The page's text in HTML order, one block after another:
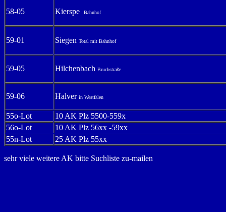
58-05 Kierspe Bahnhof
59-01 Siegen Total mit Bahnhof
59-05 Hilchenbach Bruchstraße
59-06 Halver in Westfalen
55o-Lot
10 AK Plz 5500-559x
56o-Lot
10 AK Plz 56xx -59xx
55n-Lot
25 AK Plz 55xx
sehr viele weitere AK bitte Suchliste zu-mailen